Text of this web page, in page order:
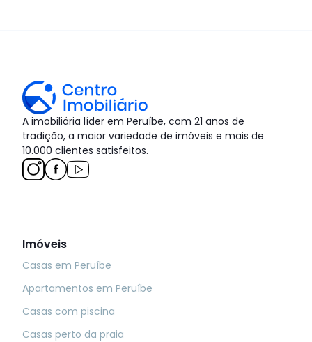
A imobiliária líder em Peruíbe, com 21 anos de
tradição, a maior variedade de imóveis e mais de
10.000 clientes satisfeitos.
Imóveis
Casas em Peruíbe
Apartamentos em Peruíbe
Casas com piscina
Casas perto da praia